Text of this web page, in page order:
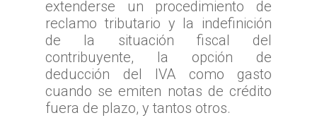
extenderse un procedimiento de
reclamo tributario y la indefinición
de la situación fiscal del
contribuyente, la opción de
deducción del IVA como gasto
cuando se emiten notas de crédito
fuera de plazo, y tantos otros.
OJVTTA
TTA de la Región de
Antofagasta
TTA de la Región de
TTA de la Región de
TTA de la Región
Metropolitana
TTA de la Región del
Libertador General
O`Higgins
Región del BioBío
TTA de la Región de
Araucanía
TTA de la Región de
TTA de la Región de
TTA
Atención Soporte
Lunes a Viernes entre
08:00 a 17:00